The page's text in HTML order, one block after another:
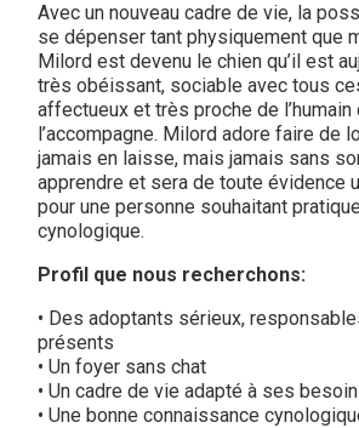
Avec un nouveau cadre de vie, la
se dépenser tant physiquement que
Milord est devenu le chien qu’il est
très obéissant, sociable avec tous
affectueux et très proche de l’humain
l’accompagne. Milord adore faire de
jamais en laisse, mais jamais sans
apprendre et sera de toute évidence
pour une personne souhaitant
cynologique.
Profil que nous recherchons:
• Des adoptants sérieux,
présents
• Un foyer sans chat
• Un cadre de vie adapté à ses
• Une bonne connaissance